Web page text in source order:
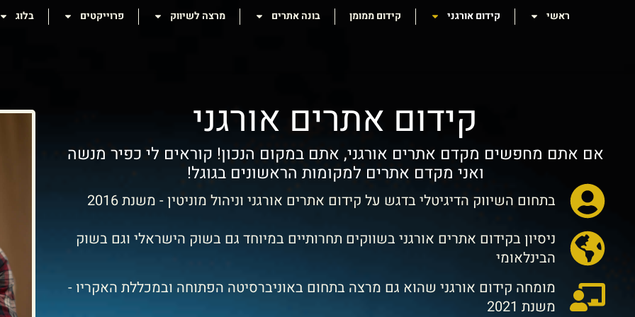
ראשי קידום אורגני קידום ממומן בונה אתרים מרצה לשיווק פרוייקטים בלוג
קידום אתרים אורגני
אם אתם מחפשים מקדם אתרים אורגני, אתם במקום הנכון! קוראים לי כפיר מנשה
ואני מקדם אתרים למקומות הראשונים בגוגל!
בתחום השיווק הדיגיטלי בדגש על קידום אתרים אורגני וניהול מוניטין - משנת 2016
ניסיון בקידום אתרים אורגני בשווקים תחרותיים במיוחד גם בשוק הישראלי וגם בשוק
הבינלאומי
מומחה קידום אורגני שהוא גם מרצה בתחום באוניברסיטה הפתוחה ובמכללת האקריו -
משנת 2021